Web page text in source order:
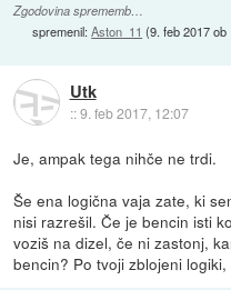
Zgodovina sprememb…
spremenil:Aston_11 (9. feb 2017 ob
Utk
::9. feb 2017, 12:07
Je, ampak tega nihče ne trdi.
Še ena logična vaja zate, ki
nisi razrešil. Če je bencin isti
voziš na dizel, če ni zastonj,
bencin? Po tvoji zblojeni